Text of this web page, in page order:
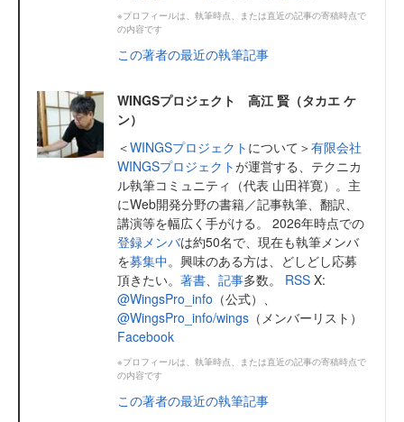
※プロフィールは、執筆時点、または直近の記事の寄稿時点で
の内容です
この著者の最近の執筆記事
WINGSプロジェクト 高江 賢（タカエ ケ
ン）
＜WINGSプロジェクト について＞有限会社
WINGSプロジェクトが運営する、テクニカ
ル執筆コミュニティ（代表 山田祥寛）。主
にWeb開発分野の書籍／記事執筆、翻訳、
講演等を幅広く手がける。 2026年時点での
登録メンバは約50名で、現在も執筆メンバ
を募集中。興味のある方は、どしどし応募
頂きたい。 著書 記事多数。 RSS X:
@WingsPro_info （公式）、
@WingsPro_info/wings （メンバーリスト）
Facebook
※プロフィールは、執筆時点、または直近の記事の寄稿時点で
の内容です
この著者の最近の執筆記事